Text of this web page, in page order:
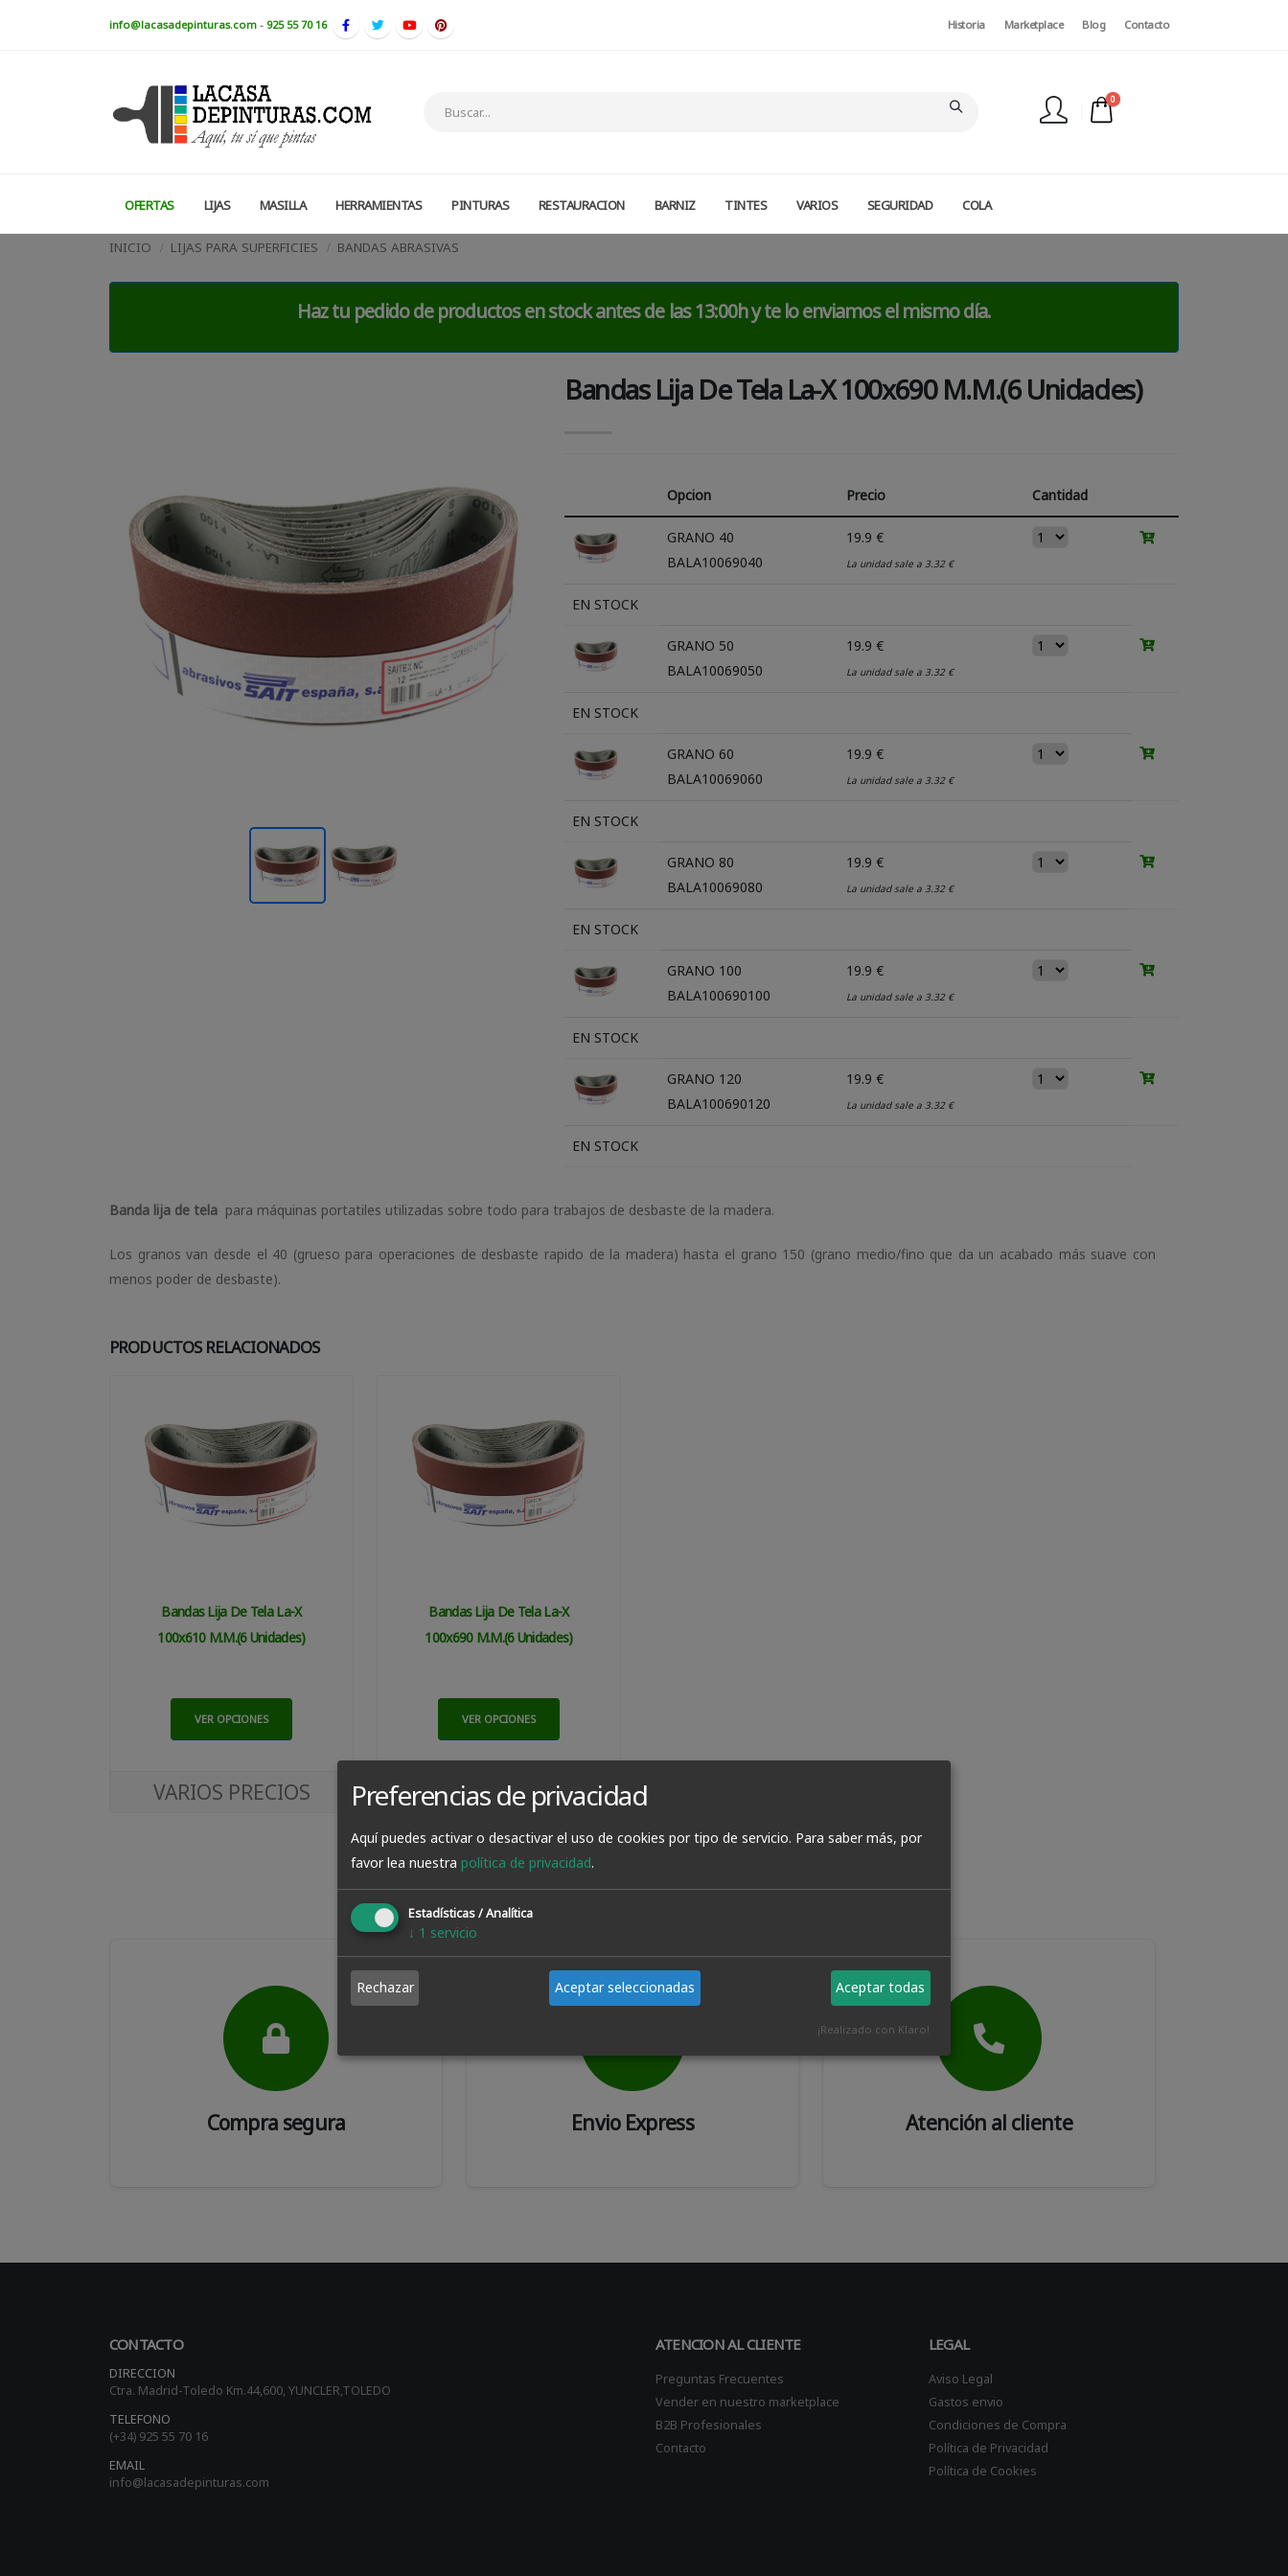
info@lacasadepinturas.com - 925 55 70 16 Historia Marketplace Blog Contacto
0
OFERTAS LIJAS MASILLA HERRAMIENTAS PINTURAS RESTAURACION BARNIZ TINTES VARIOS SEGURIDAD COLA
INICIO LIJAS PARA SUPERFICIES BANDAS ABRASIVAS
Haz tu pedido de productos en stock antes de las 13:00h y te lo enviamos el mismo día.
Bandas Lija De Tela La-X 100x690 M.m.(6 Unidades)
Opcion Precio Cantidad
GRANO 40
BALA10069040
19.9 €
La unidad sale a 3.32 €
EN STOCK
GRANO 50
BALA10069050
19.9 €
La unidad sale a 3.32 €
EN STOCK
GRANO 60
BALA10069060
19.9 €
La unidad sale a 3.32 €
EN STOCK
GRANO 80
BALA10069080
19.9 €
La unidad sale a 3.32 €
EN STOCK
GRANO 100
BALA100690100
19.9 €
La unidad sale a 3.32 €
EN STOCK
GRANO 120
BALA100690120
19.9 €
La unidad sale a 3.32 €
EN STOCK
Banda lija de tela para máquinas portatiles utilizadas sobre todo para trabajos de desbaste de la madera.
Los granos van desde el 40 (grueso para operaciones de desbaste rapido de la madera) hasta el grano 150 (grano medio/fino que da un acabado más suave con
menos poder de desbaste).
PRODUCTOS RELACIONADOS
Bandas Lija De Tela La-X
100x610 M.m.(6 Unidades)
VER OPCIONES
VARIOS PRECIOS
Bandas Lija De Tela La-X
100x690 M.m.(6 Unidades)
VER OPCIONES
VARIOS PRECIOS
Compra segura Envio Express Atención al cliente
CONTACTO
DIRECCION
Ctra. Madrid-Toledo Km.44,600, YUNCLER,TOLEDO
TELEFONO
(+34) 925 55 70 16
EMAIL
info@lacasadepinturas.com
ATENCION AL CLIENTE
Preguntas Frecuentes
Vender en nuestro marketplace
B2B Profesionales
Contacto
LEGAL
Aviso Legal
Gastos envio
Condiciones de Compra
Política de Privacidad
Política de Cookies
Preferencias de privacidad
Aquí puedes activar o desactivar el uso de cookies por tipo de servicio. Para saber más, por
favor lea nuestra política de privacidad.
Estadísticas / Analítica
↓ 1 servicio
Rechazar Aceptar seleccionadas Aceptar todas
¡Realizado con Klaro!